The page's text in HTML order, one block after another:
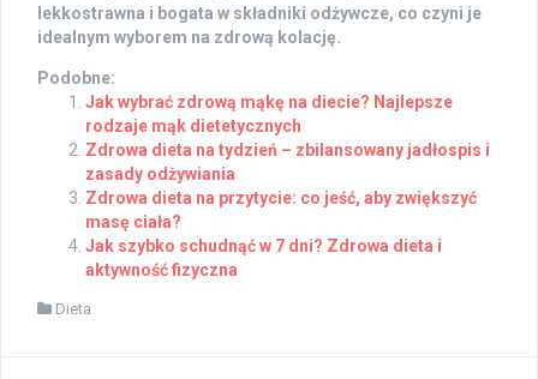
lekkostrawna i bogata w składniki odżywcze, co czyni je
idealnym wyborem na zdrową kolację.
Podobne:
Jak wybrać zdrową mąkę na diecie? Najlepsze
rodzaje mąk dietetycznych
Zdrowa dieta na tydzień – zbilansowany jadłospis i
zasady odżywiania
Zdrowa dieta na przytycie: co jeść, aby zwiększyć
masę ciała?
Jak szybko schudnąć w 7 dni? Zdrowa dieta i
aktywność fizyczna
Dieta